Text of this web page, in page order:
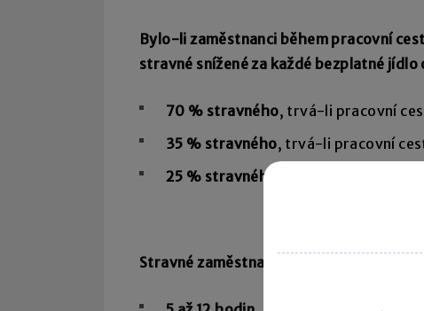
Bylo-li zaměstnanci během pracovní
stravné snížené za každé bezplatné
70 % stravného, trvá-li pracovní
35 % stravného, trvá-li pracovní
25 % stravného
Stravnézaměstnanci nepřísluší, pokud